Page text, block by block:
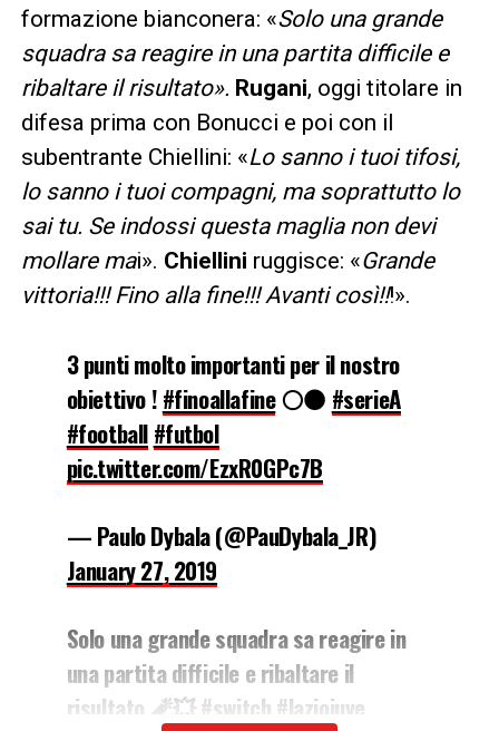
formazione bianconera: «Solo una grande
squadra sa reagire in una partita difficile e
ribaltare il risultato». Rugani, oggi titolare in
difesa prima con Bonucci e poi con il
subentrante Chiellini: «Lo sanno i tuoi tifosi,
lo sanno i tuoi compagni, ma soprattutto lo
sai tu. Se indossi questa maglia non devi
mollare mai». Chiellini ruggisce: «Grande
vittoria!!! Fino alla fine!!! Avanti così!!!».
3 punti molto importanti per il nostro
obiettivo !#finoallafine⚪️⚫️ #serieA
#football#futbol
pic.twitter.com/EzxR0GPc7B
— Paulo Dybala (@PauDybala_JR)
January 27, 2019
Solo una grande squadra sa reagire in
una partita difficile e ribaltare il
risultato 🧨💥#switch#laziojuve